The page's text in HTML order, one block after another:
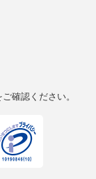
ご確認ください。